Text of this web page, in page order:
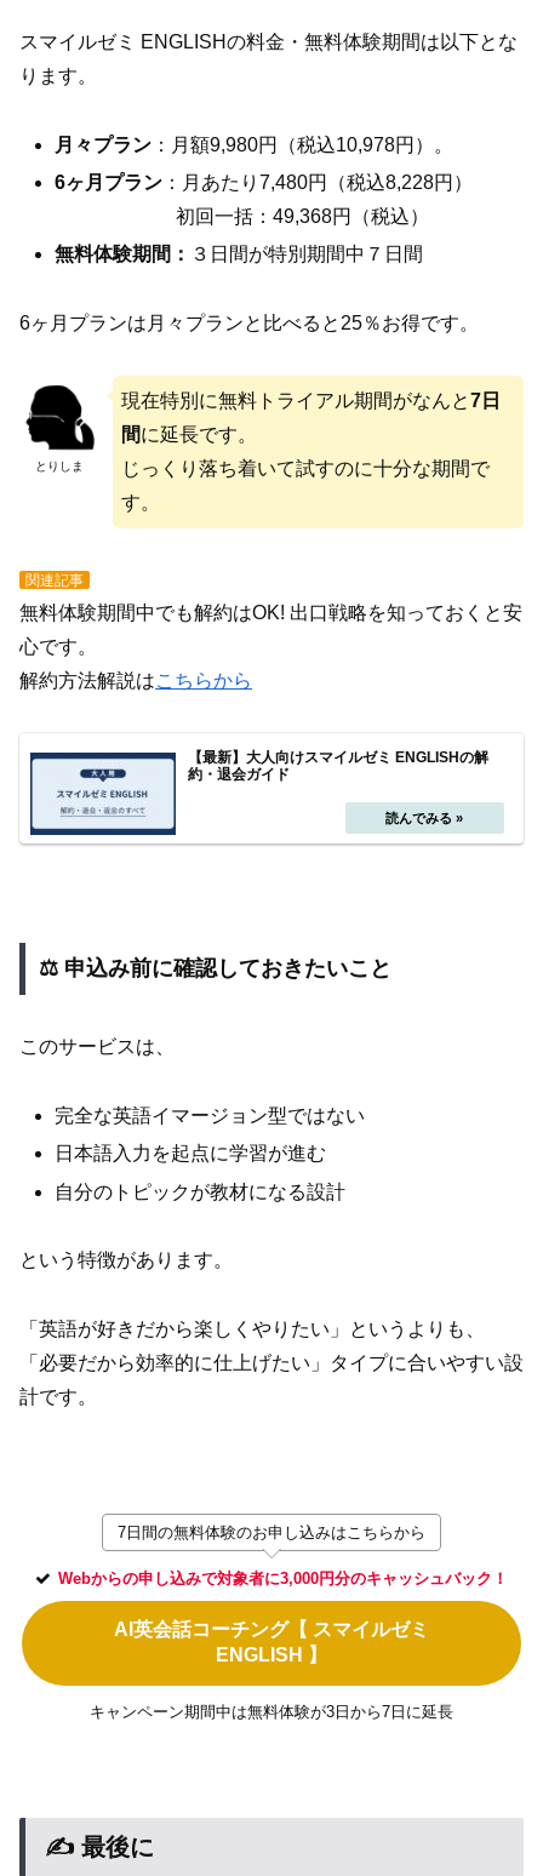
スマイルゼミ ENGLISHの料金・無料体験期間は以下とな
ります。
月々プラン ：月額9,980円（税込10,978円）。
6ヶ月プラン ：月あたり7,480円（税込8,228円）
初回一括：49,368円（税込）
無料体験期間： ３日間が特別期間中７日間
6ヶ月プランは月々プランと比べると25％お得です。
とりしま
現在特別に無料トライアル期間がなんと7日
間に延長です。
じっくり落ち着いて試すのに十分な期間で
す。
関連記事
無料体験期間中でも解約はOK! 出口戦略を知っておくと安
心です。
解約方法解説はこちらから
【最新】大人向けスマイルゼミ ENGLISHの解
約・退会ガイド
⚖ 申込み前に確認しておきたいこと
このサービスは、
完全な英語イマージョン型ではない
日本語入力を起点に学習が進む
自分のトピックが教材になる設計
という特徴があります。
「英語が好きだから楽しくやりたい」というよりも、
「必要だから効率的に仕上げたい」タイプに合いやすい設
計です。
7日間の無料体験のお申し込みはこちらから
Webからの申し込みで対象者に3,000円分のキャッシュバック！
AI英会話コーチング【 スマイルゼミ
ENGLISH 】
キャンペーン期間中は無料体験が3日から7日に延長
✍ 最後に